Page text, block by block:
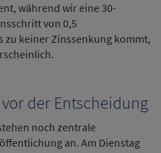
während wir eine 30-
von 0,5
zu keiner Zinssenkung kommt,
der Entscheidung
noch zentrale
an. Am Dienstag